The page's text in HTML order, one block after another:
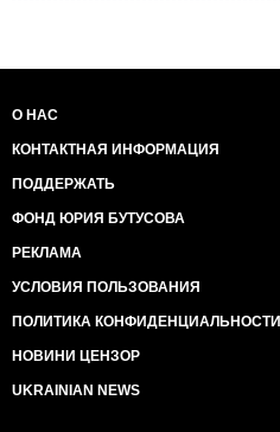
О НАС
КОНТАКТНАЯ ИНФОРМАЦИЯ
ПОДДЕРЖАТЬ
ФОНД ЮРИЯ БУТУСОВА
РЕКЛАМА
УСЛОВИЯ ПОЛЬЗОВАНИЯ
ПОЛИТИКА КОНФИДЕНЦИАЛЬНОСТИ
НОВИНИ ЦЕНЗОР
UKRAINIAN NEWS